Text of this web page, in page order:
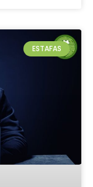
ESTAFAS